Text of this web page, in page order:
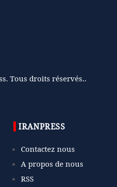
Tous droits réservés..
IRANPRESS
Contactez nous
A propos de nous
RSS